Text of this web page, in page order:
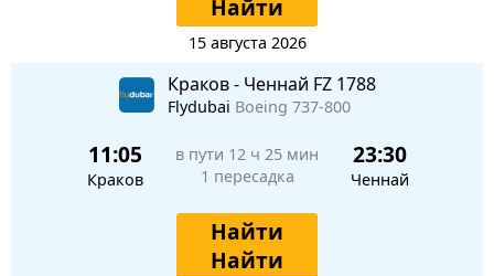
Найти
15 августа 2026
Краков - Ченнай FZ 1788
Flydubai Boeing 737-800
11:05
Краков
в пути 12 ч 25 мин
1 пересадка
23:30
Ченнай
Найти
Найти